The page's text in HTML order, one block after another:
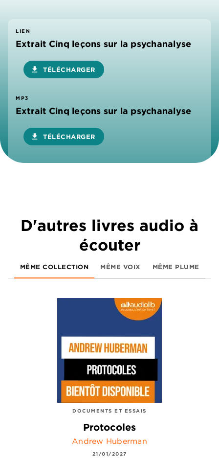
LIEN
Extrait Cinq leçons sur la psychanalyse
download TÉLÉCHARGER
MP3
Extrait Cinq leçons sur la psychanalyse
download TÉLÉCHARGER
D'autres livres audio à
écouter
MÊME COLLECTION MÊME VOIX MÊME PLUME
DOCUMENTS ET ESSAIS
Protocoles
Andrew Huberman
21/01/2027